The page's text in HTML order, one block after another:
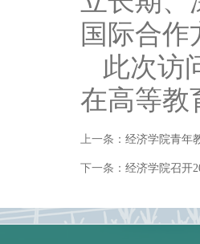
国际合
此次访
在高等教
上一条： 经济学院青年
下一条： 经济学院召开